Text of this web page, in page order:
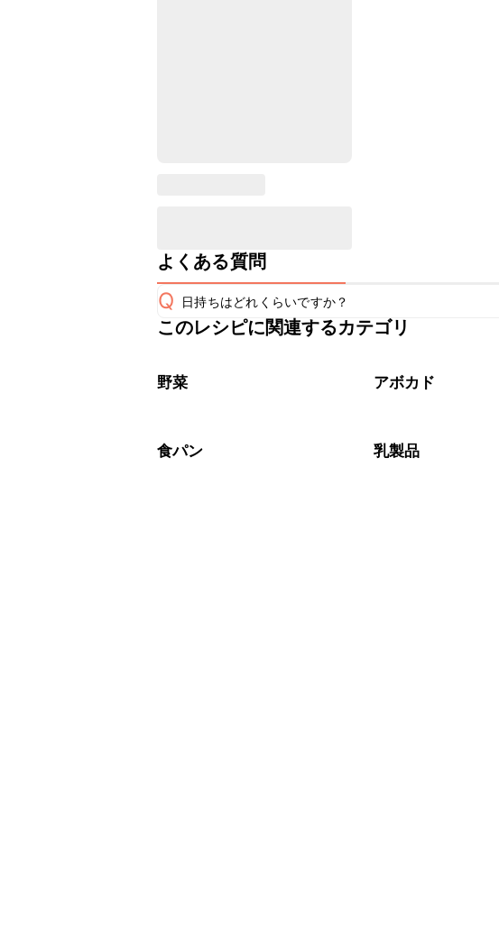
よくある質問
Q 日持ちはどれくらいですか？
保存期間は冷蔵で当日中が目安です。なるべくお早め
※日持ちは目安です。
このレシピに関連するカテゴリ
野菜 アボカド
食パン 乳製品